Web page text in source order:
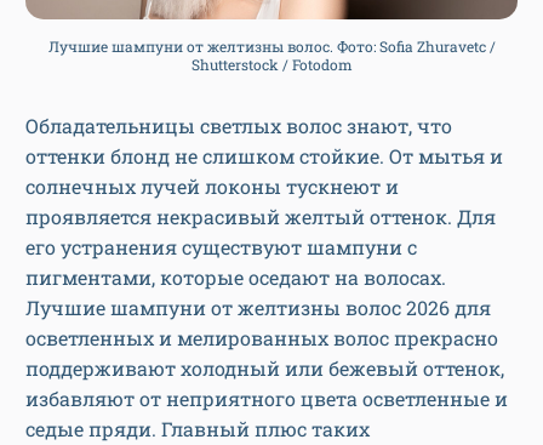
Лучшие шампуни от желтизны волос. Фото: Sofia Zhuravetc /
Shutterstock / Fotodom
Обладательницы светлых волос знают, что
оттенки блонд не слишком стойкие. От мытья и
солнечных лучей локоны тускнеют и
проявляется некрасивый желтый оттенок. Для
его устранения существуют шампуни с
пигментами, которые оседают на волосах.
Лучшие шампуни от желтизны волос 2026 для
осветленных и мелированных волос прекрасно
поддерживают холодный или бежевый оттенок,
избавляют от неприятного цвета осветленные и
седые пряди. Главный плюс таких